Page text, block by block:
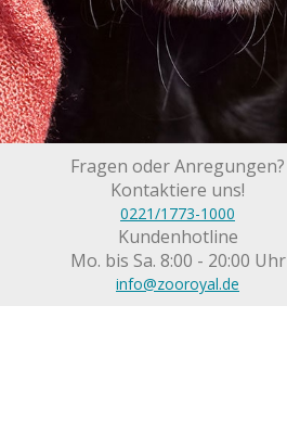
Fragen oder Anregungen?
Kontaktiere uns!
0221/1773-1000
Kundenhotline
Mo. bis Sa. 8:00 - 20:00 Uhr
info@zooroyal.de